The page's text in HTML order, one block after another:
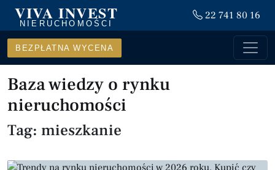
VIVA INVEST
NIERUCHOMOŚCI
22 741 80 16
BEZPŁATNA WYCENA
Baza wiedzy o rynku
nieruchomości
Tag: mieszkanie